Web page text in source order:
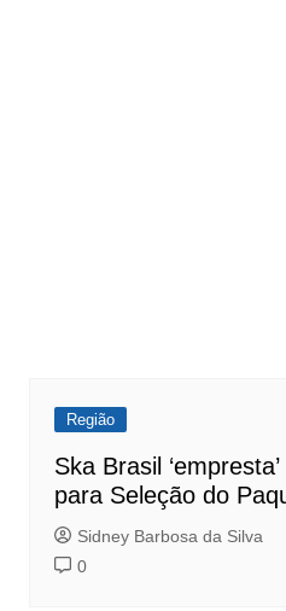
Região
Ska Brasil
para Seleção do
Sidney Barbosa da Silva
0